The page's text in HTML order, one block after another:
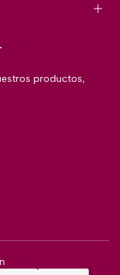
productos,